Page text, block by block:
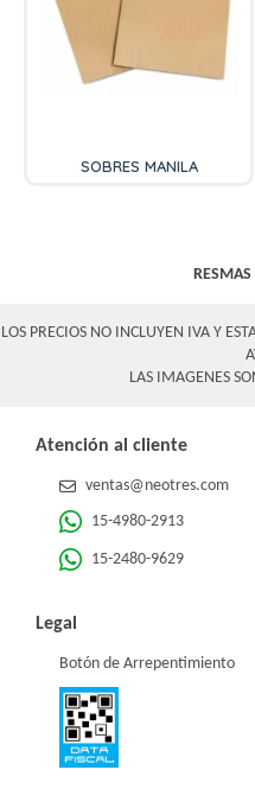
SOBRES MANILA
RESMAS
LOS PRECIOS NO INCLUYEN IVA Y
LAS IMAGENES
Atención al cliente
ventas@neotres.com
15-4980-2913
15-2480-9629
Legal
Botón de Arrepentimiento